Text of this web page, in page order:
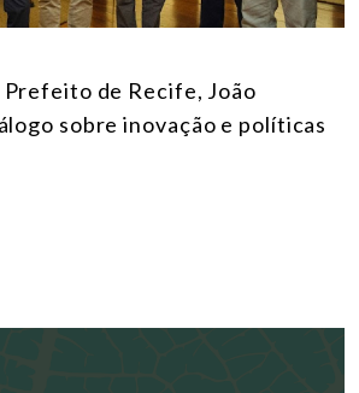
Prefeito de Recife, João
sobre inovação e políticas